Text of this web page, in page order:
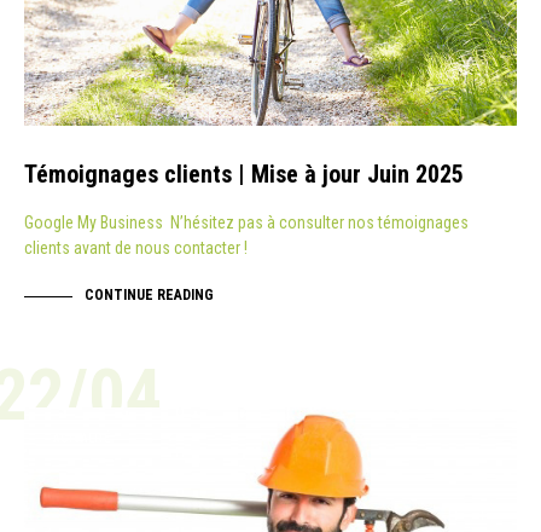
Témoignages clients | Mise à jour Juin 2025
Google My Business N’hésitez pas à consulter nos témoignages
clients avant de nous contacter !
CONTINUE READING
04